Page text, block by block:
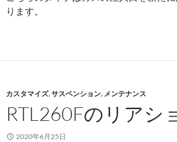
ります。
カスタマイズ,サスペンション, メンテナンス
RTL260Fのリアシ
2020年6月25日